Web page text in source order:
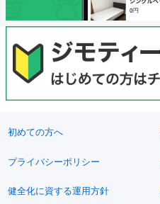
初めての方へ
プライバシーポリシー
健全化に資する運用方針